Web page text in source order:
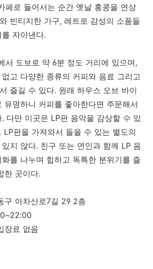
페로 들어서는 순간 옛날 홍콩을 연상
빈티지한 가구, 레트로 감성의 소품들
자아낸다.
서 도보로 약 6분 정도 거리에 있으며,
고 다양한 종류의 커피와 음료 그리고
즐길 수 있다. 원래 하우스 오브 바이
유명하니 커피를 좋아한다면 주문해서
다만 이곳은 LP판 음악을 감상할 수 있
LP판을 가져와서 들을 수 있는 별도의
지 않다. 친구 또는 연인과 함께 LP 음
를 나누며 힙하고 독특한 분위기를 즐
한 곳이다.
구 아차산로7길 29 2층
장료 없음